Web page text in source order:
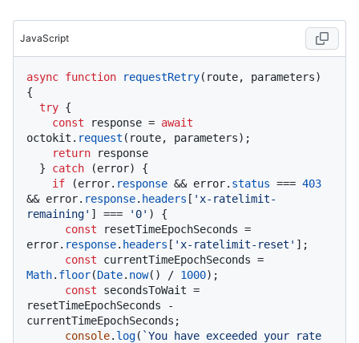
JavaScript
async function requestRetry( route, parameters)
{
try {
const response = await
octokit. request (route, parameters);
return response
  }
catch (error) {
if (error. response && error. status === 403
&& error. response. headers [ 'x-ratelimit-
remaining' ] === '0' ) {
const resetTimeEpochSeconds =
error. response. headers [ 'x-ratelimit-reset' ];
const
Math. floor(Date. now() / 1000);
const secondsToWait =
resetTimeEpochSeconds -
currentTimeEpochSeconds;
console. log( `You have exceeded your rate